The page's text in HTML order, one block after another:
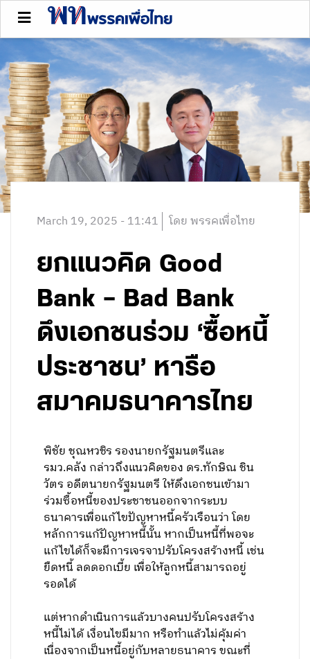
March 19, 2025 - 11:41 โดย พรรคเพื่อไทย
ยกแนวคิด Good
Bank – Bad Bank
ดึงเอกชนร่วม ‘ซื้อหนี้
ประชาชน’ หารือ
สมาคมธนาคารไทย
พิชัย ชุณหวชิร รองนายกรัฐมนตรีและ
รมว.คลัง กล่าวถึงแนวคิดของ ดร.ทักษิณ ชิน
วัตร อดีตนายกรัฐมนตรี ให้ดึงเอกชนเข้ามา
ร่วมซื้อหนี้ของประชาชนออกจากระบบ
ธนาคารเพื่อแก้ไขปัญหาหนี้ครัวเรือนว่า โดย
หลักการแก้ปัญหาหนี้นั้น หากเป็นหนี้ที่พอจะ
แก้ไขได้ก็จะมีการเจรจาปรับโครงสร้างหนี้ เช่น
ยืดหนี้ ลดดอกเบี้ย เพื่อให้ลูกหนี้สามารถอยู่
รอดได้
แต่หากดำเนินการแล้วบางคนปรับโครงสร้าง
หนี้ไม่ได้ เงื่อนไขมีมาก หรือทำแล้วไม่คุ้มค่า
เนื่องจากเป็นหนี้อยู่กับหลายธนาคาร ขณะที่